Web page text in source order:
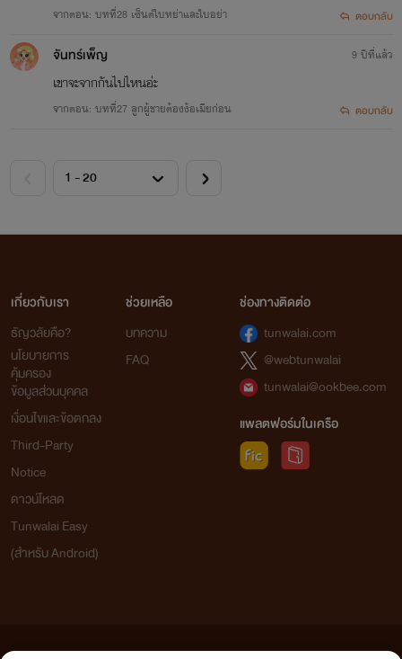
จากตอน: บทที่28 เซ็นต์ใบหย่าและใบอย่า ตอบกลับ
จันทร์เพ็ญ
เขาจะจากกันไปไหนอ่ะ
จากตอน: บทที่27 ลูกผู้ชายต้องง้อเมียก่อน
9 ปีที่แล้ว
ตอบกลับ
เกี่ยวกับเรา
ธัญวลัยคือ?
นโยบายการ
คุ้มครอง
ข้อมูลส่วนบุคคล
เงื่อนไขและข้อตกลง
Third-Party
Notice
ดาวน์โหลด
Tunwalai Easy
(สำหรับ Android)
ช่วยเหลือ
บทความ
FAQ
ช่องทางติดต่อ
tunwalai.com
@webtunwalai
tunwalai@ookbee.com
แพลตฟอร์มในเครือ